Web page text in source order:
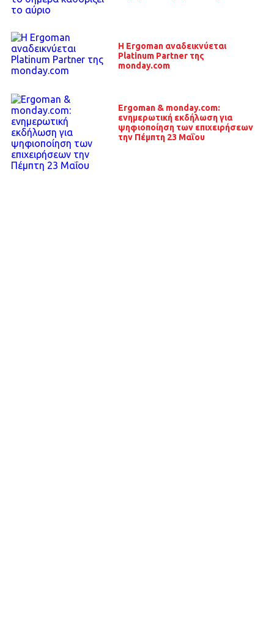
H Ergoman αναδεικνύεται
Platinum Partner της
monday.com
Ergoman & monday.com:
ενημερωτική εκδήλωση για
ψηφιοποίηση των επιχειρήσεων
την Πέμπτη 23 Μαΐου